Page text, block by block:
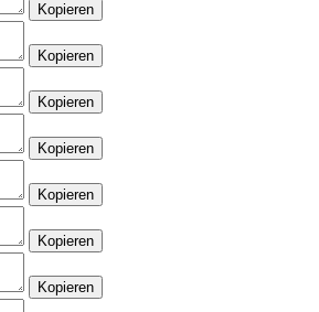
Kopieren
Kopieren
Kopieren
Kopieren
Kopieren
Kopieren
Kopieren